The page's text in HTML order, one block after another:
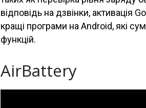
відповідь на дзвінки, активація
кращі програми на Android, які
функцій.
AirBattery